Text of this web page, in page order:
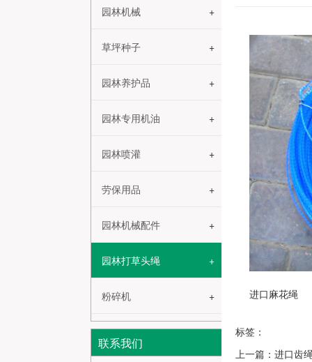
园林机械
草坪种子
园林养护品
园林专用机油
园林喷灌
劳保用品
园林机械配件
园林打草头绳
粉碎机
联系我们
进口麻花绳
标签：
上一篇：进口齿